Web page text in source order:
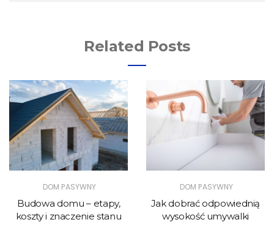
Related Posts
DOM PASYWNY
Budowa domu – etapy,
koszty i znaczenie stanu
DOM PASYWNY
Jak dobrać odpowiednią
wysokość umywalki